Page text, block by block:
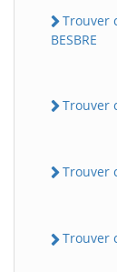
Trouver
BESBRE
Trouver
Trouver
Trouver